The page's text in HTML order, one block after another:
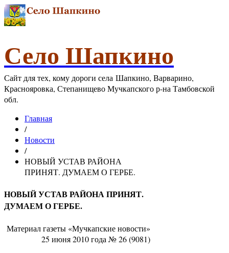
Село Шапкино
Сайт для тех, кому дороги села Шапкино, Варварино,
Краснояровка, Степанищево Мучкапского р-на Тамбовской
обл.
Главная
/
Новости
/
НОВЫЙ УСТАВ РАЙОНА
ПРИНЯТ. ДУМАЕМ О ГЕРБЕ.
НОВЫЙ УСТАВ РАЙОНА ПРИНЯТ.
ДУМАЕМ О ГЕРБЕ.
Материал газеты «Мучкапские новости»
25 июня 2010 года № 26 (9081)